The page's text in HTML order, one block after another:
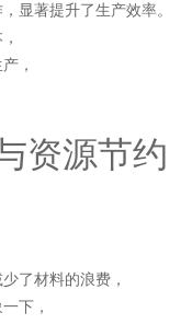
显著提升了生产效率。
，
资源节约
了材料的浪费，
下，